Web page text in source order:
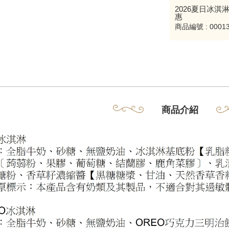
2026夏日冰淇
惠
商品編號 :
商品介紹